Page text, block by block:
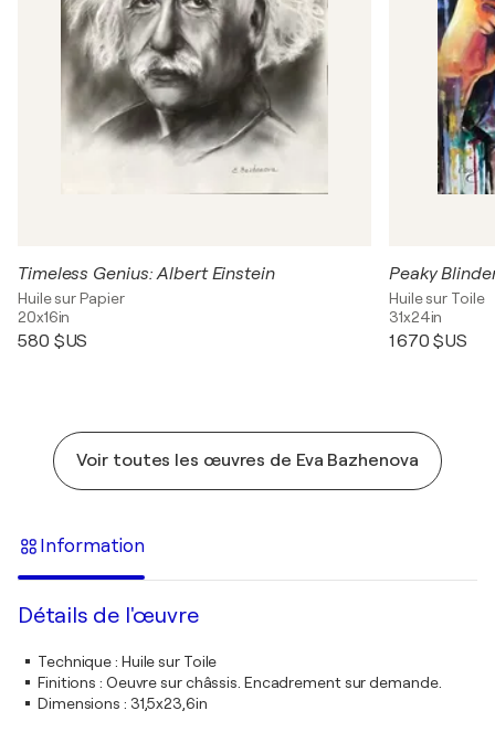
Timeless Genius: Albert Einstein
Huile sur Papier
20x16in
580 $US
Peaky
Huile sur Toile
31x24in
1 670 $US
Voir toutes les œuvres de Eva Bazhenova
Information
Détails de l'œuvre
Technique: Huile sur Toile
Finitions : Oeuvre sur châssis. Encadrement sur demande.
Dimensions : 31,5x23,6in